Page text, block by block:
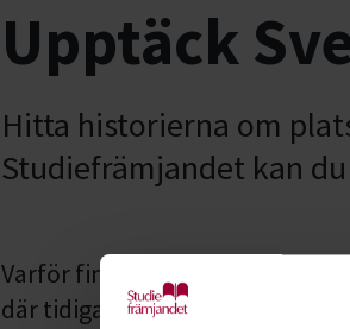
Upptäck
Hitta historierna om
Studiefrämjandet kan
Varför finns egentligen ditt
där tidigare? Starta en